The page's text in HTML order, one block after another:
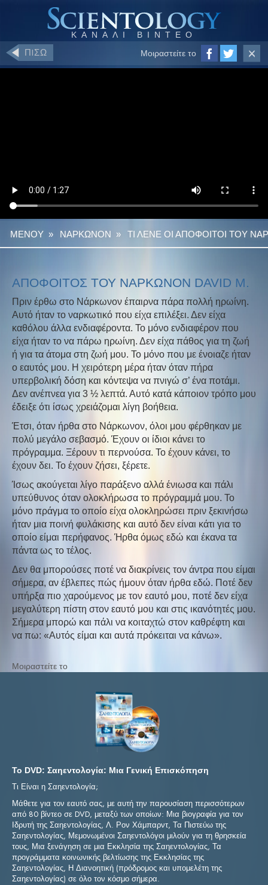
ΠIΣΩ Μοιραστείτε το
ΜΕΝΟΥ » ΝΑΡΚΩΝΟΝ » ΤΙ ΛΕΝΕ ΟΙ ΑΠΟΦΟΙΤΟΙ ΤΟΥ
ΑΠΟΦΟΙΤΟΣ ΤΟΥ ΝΑΡΚΩΝΟΝ DAVID M.
Πριν έρθω στο Νάρκωνον έπαιρνα πάρα πολλή ηρωίνη.
Αυτό ήταν το ναρκωτικό που είχα επιλέξει. Δεν είχα
καθόλου άλλα ενδιαφέροντα. Το μόνο ενδιαφέρον που
είχα ήταν το να πάρω ηρωίνη. Δεν είχα πάθος για τη ζωή
ή για τα άτομα στη ζωή μου. Το μόνο που με ένοιαζε ήταν
ο εαυτός μου. Η χειρότερη μέρα ήταν όταν πήρα
υπερβολική δόση και κόντεψα να πνιγώ σ’ ένα ποτάμι.
Δεν ανέπνεα για 3 ½ λεπτά. Αυτό κατά κάποιον τρόπο μου
έδειξε ότι ίσως χρειάζομαι λίγη βοήθεια.
Έτσι, όταν ήρθα στο Νάρκωνον, όλοι μου φέρθηκαν με
πολύ μεγάλο σεβασμό. Έχουν οι ίδιοι κάνει το
πρόγραμμα. Ξέρουν τι περνούσα. Το έχουν κάνει, το
έχουν δει. Το έχουν ζήσει, ξέρετε.
Ίσως ακούγεται λίγο παράξενο αλλά ένιωσα και πάλι
υπεύθυνος όταν ολοκλήρωσα το πρόγραμμά μου. Το
μόνο πράγμα το οποίο είχα ολοκληρώσει πριν ξεκινήσω
ήταν μια ποινή φυλάκισης και αυτό δεν είναι κάτι για το
οποίο είμαι περήφανος. Ήρθα όμως εδώ και έκανα τα
πάντα ως το τέλος.
Δεν θα μπορούσες ποτέ να διακρίνεις τον άντρα που είμαι
σήμερα, αν έβλεπες πώς ήμουν όταν ήρθα εδώ. Ποτέ δεν
υπήρξα πιο χαρούμενος με τον εαυτό μου, ποτέ δεν είχα
μεγαλύτερη πίστη στον εαυτό μου και στις ικανότητές μου.
Σήμερα μπορώ και πάλι να κοιταχτώ στον καθρέφτη και
να πω: «Αυτός είμαι και αυτά πρόκειται να κάνω».
Μοιραστείτε το
Το DVD: Σαηεντολογία: Μια Γενική Επισκόπηση
Τι Είναι η Σαηεντολογία;
Μάθετε για τον εαυτό σας, με αυτή την παρουσίαση περισσότερων
από 80 βίντεο σε DVD, μεταξύ των οποίων: Μια βιογραφία για τον
Ιδρυτή της Σαηεντολογίας, Λ. Ρον Χάμπαρντ, Τα Πιστεύω της
Σαηεντολογίας, Μεμονωμένοι Σαηεντολόγοι μιλούν για τη θρησκεία
τους, Μια ξενάγηση σε μια Εκκλησία της Σαηεντολογίας, Τα
προγράμματα κοινωνικής βελτίωσης της Εκκλησίας της
Σαηεντολογίας, Η Διανοητική (πρόδρομος και υπομελέτη της
Σαηεντολογίας) σε όλο τον κόσμο σήμερα.